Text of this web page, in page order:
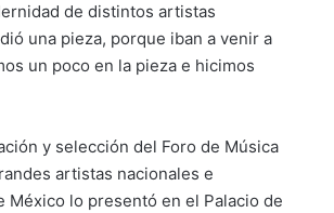
de distintos artistas
una pieza, porque iban a venir a
un poco en la pieza e hicimos
y selección del Foro de Música
artistas nacionales e
lo presentó en el Palacio de